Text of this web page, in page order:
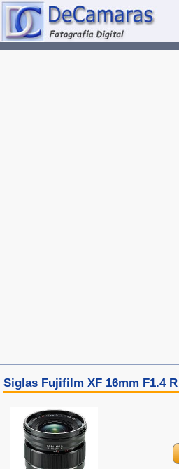
Siglas Fujifilm XF 16mm F1.4